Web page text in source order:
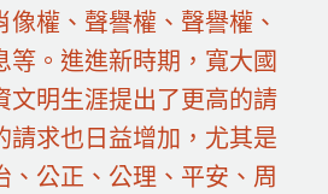
權、聲譽權、聲譽權、
等。進進新時期，寬大國
文明生涯提出了更高的請
請求也日益增加，尤其是
、公正、公理、平安、周